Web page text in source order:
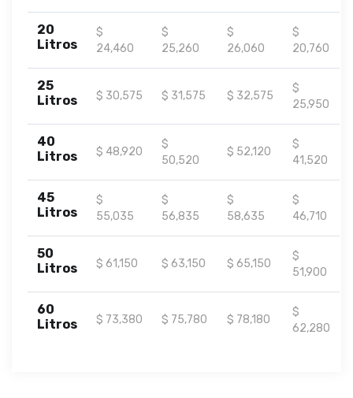
20
Litros
$
24,460
$
25,260
$
26,060
$
20,760
25
Litros
$ 30,575 $ 31,575 $ 32,575
$
25,950
40
Litros
$ 48,920
$
50,520
$ 52,120
$
41,520
45
Litros
$
55,035
$
56,835
$
58,635
$
46,710
50
Litros
$ 61,150 $ 63,150 $ 65,150
$
51,900
60
Litros
$ 73,380 $ 75,780 $ 78,180
$
62,280